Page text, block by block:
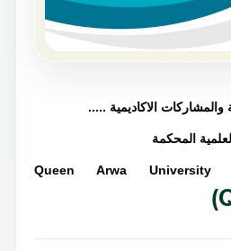
والمشاركات الاكاديمية .....
المحكمة
Queen Arwa University